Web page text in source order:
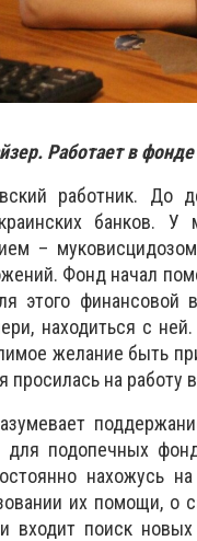
Работает в фонде
работник. До
банков.
–
Фонд начал
этого
находиться с
желание быть
просилась на работу
для подопечных
нахожусь
их помощи, о
входит поиск